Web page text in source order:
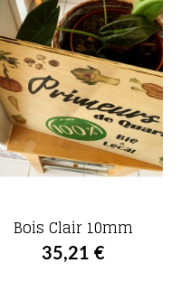
Bois Clair 10mm
35,21 €